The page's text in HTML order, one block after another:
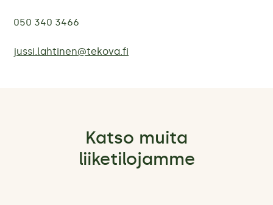
050 340 3466
jussi.lahtinen@tekova.fi
Katso muita
liiketilojamme